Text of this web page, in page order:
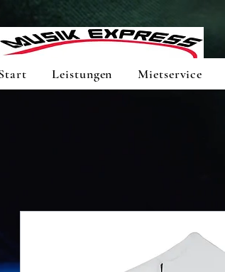
Leistungen Mietservice